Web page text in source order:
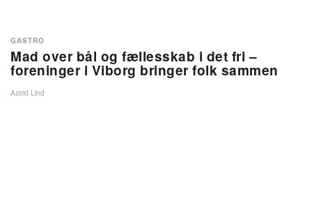
Mad over bål og fællesskab i det fri –
foreninger i Viborg bringer folk sammen
GASTRO
Astrid Lind